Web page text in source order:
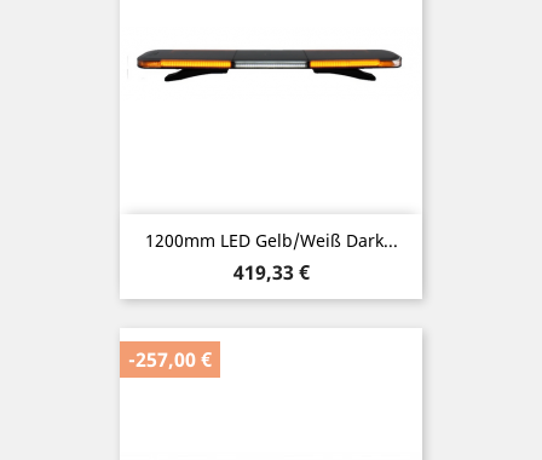
1200mm LED Gelb/Weiß Dark...
Preis
419,33 €
-257,00 €